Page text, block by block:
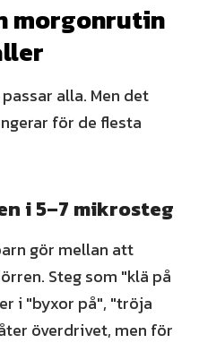
morgonrutin
alla. Men det
för de flesta
i 5–7 mikrosteg
gör mellan att
Steg som "klä på
i "byxor på", "tröja
överdrivet, men för